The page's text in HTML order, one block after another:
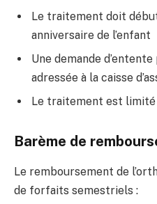
Le traitement doit
anniversaire de l’enfant
Une demande
adressée à la caisse
Le traitement est limité
Barème de
Le remboursement de
de forfaits semestriels :